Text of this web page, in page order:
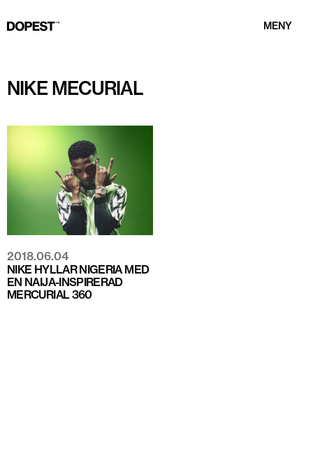
MENY
NIKE MECURIAL
2018.06.04
NIKE HYLLAR NIGERIA MED
EN NAIJA-INSPIRERAD
MERCURIAL 360